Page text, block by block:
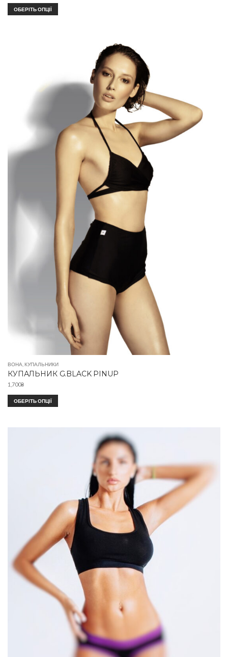
ОБЕРІТЬ ОПЦІЇ
ВОНА КУПАЛЬНИКИ
КУПАЛЬНИК G.BLACK PINUP
1,700₴
ОБЕРІТЬ ОПЦІЇ